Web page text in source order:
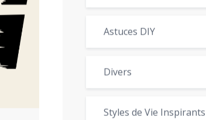
Astuces DIY
Divers
Styles de Vie Inspirants